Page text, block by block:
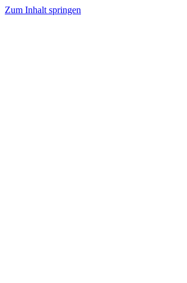
Zum Inhalt springen